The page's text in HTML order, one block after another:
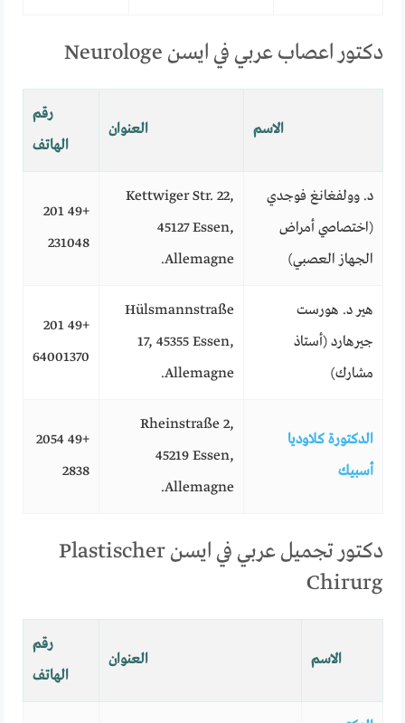
دكتور اعصاب عربي في ايسن Neurologe
الاسم العنوان
رقم
الهاتف
د. وولفغانغ فوجدي
(اختصاصي أمراض
الجهاز العصبي)
Kettwiger Str. 22,
45127 Essen,
Allemagne.
+49 201
231048
هير د. هورست
جيرهارد (أستاذ
مشارك)
Hülsmannstraße
17, 45355 Essen,
Allemagne.
+49 201
64001370
الدكتورة كلاوديا
أسبيك
Rheinstraße 2,
45219 Essen,
Allemagne.
+49 2054
2838
دكتور تجميل عربي في ايسن Plastischer
Chirurg
الاسم العنوان
رقم
الهاتف